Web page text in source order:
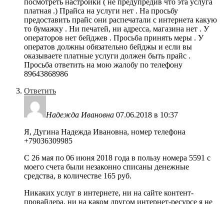
посмотреть настройки ( не предупредив что эта услуга
платная .) Прайса на услуги нет . На просьбу
предоставить прайс они распечатали с интернета какую
то бумажку . Ни печатей, ни адресса, магазина нет . У
операторов нет бейджев . Просьба принять меры . У
оператов должны обязательно бейджы и если вы
оказываете платные услуги должен быть прайс .
Просьба ответить на мою жалобу по телефону
89643868986
Ответить
Надежда Ивановна 07.06.2018 в 10:37
Я, Дугина Надежда Ивановна, номер телефона
+79036309985
С 26 мая по 06 июня 2018 года в пользу номера 5591 с
моего счета были незаконно списаны денежные
средства, в количестве 165 руб.
Никаких услуг в интернете, ни на сайте контент-
провайдера, ни на каком другом интернет-ресурсе я не